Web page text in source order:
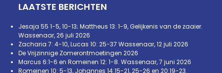
LAATSTE BERICHTEN
Jesaja 55 1-5, 10-13; Mattheus 13: 1-9, Gelijkenis van de zaaier.
Wassenaar, 26 juli 2026
Zacharia 7: 4-10, Lucas 10: 25-37 Wassenaar, 12 juli 2026
De Vrijzinnige Zomerontmoetingen 2026
Marcus 6:1-6 en Romeinen 12: 1-8. Wassenaar, 7 juni 2026
Romeinen 10: 5-13, Johannes 14:15-21, 25-26 en 20:19-23.